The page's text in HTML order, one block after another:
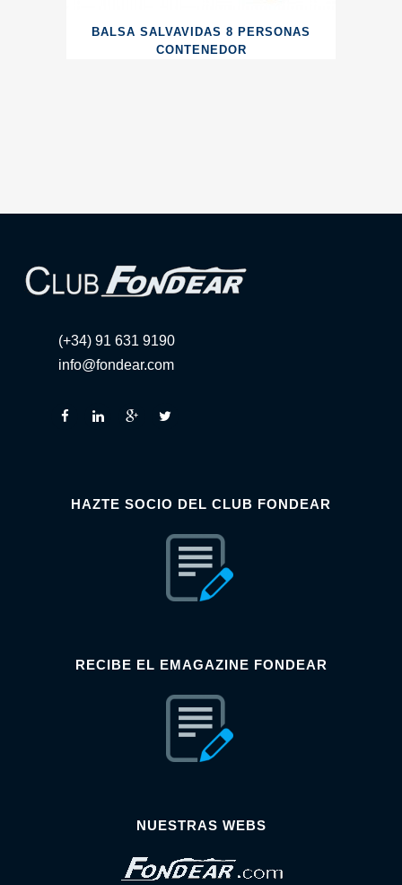
BALSA SALVAVIDAS 8 PERSONAS
CONTENEDOR
(+34) 91 631 9190
info@fondear.com
HAZTE SOCIO DEL CLUB FONDEAR
RECIBE EL EMAGAZINE FONDEAR
NUESTRAS WEBS